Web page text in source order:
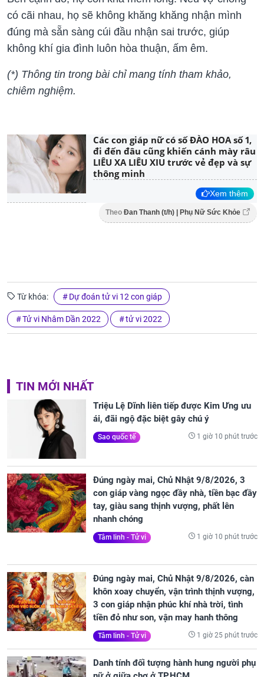
có cãi nhau, họ sẽ không khăng khăng nhận mình
đúng mà sẵn sàng cúi đầu nhận sai trước, giúp
không khí gia đình luôn hòa thuận, ấm êm.
(*) Thông tin trong bài chỉ mang tính tham khảo,
chiêm nghiệm.
Các con giáp nữ có số ĐÀO HOA số 1,
đi đến đâu cũng khiến cánh mày râu
LIÊU XA LIÊU XIU trước vẻ đẹp và sự
thông minh
Xem thêm
Theo Đan Thanh (t/h) | Phụ Nữ Sức Khỏe
Từ khóa: Dự đoán tử vi 12 con giáp
Tử vi Nhâm Dần 2022 tử vi 2022
TIN MỚI NHẤT
Triệu Lệ Dĩnh liên tiếp được Kim Ưng ưu
ái, đãi ngộ đặc biệt gây chú ý
Sao quốc tế 1 giờ 10 phút trước
Đúng ngày mai, Chủ Nhật 9/8/2026, 3
con giáp vàng ngọc đầy nhà, tiền bạc đầy
tay, giàu sang thịnh vượng, phất lên
nhanh chóng
Tâm linh - Tử vi 1 giờ 10 phút trước
Đúng ngày mai, Chủ Nhật 9/8/2026, càn
khôn xoay chuyển, vận trình thịnh vượng,
3 con giáp nhận phúc khí nhà trời, tình
tiền đỏ như son, vận may hanh thông
Tâm linh - Tử vi 1 giờ 25 phút trước
Danh tính đối tượng hành hung người phụ